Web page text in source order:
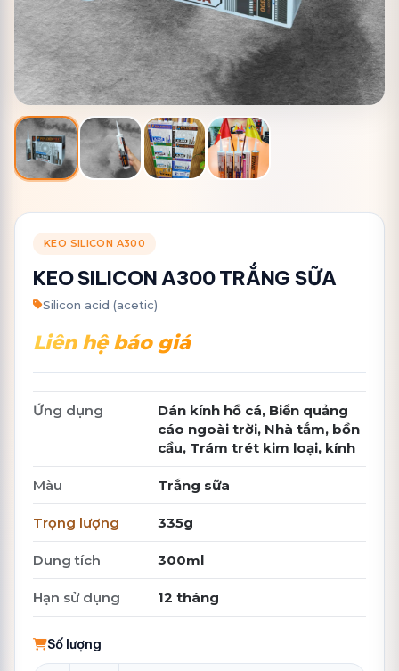
KEO SILICON A300
KEO SILICON A300 TRẮNG SỮA
Silicon acid (acetic)
Liên hệ báo giá
Ứng dụng
Dán kính hồ cá, Biển quảng
cáo ngoài trời, Nhà tắm, bồn
cầu, Trám trét kim loại, kính
Màu Trắng sữa
Trọng lượng 335g
Dung tích 300ml
Hạn sử dụng 12 tháng
Số lượng